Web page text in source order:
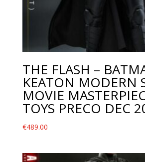
THE FLASH –
KEATON MODERN
MOVIE
TOYS PRECO DEC
€489.00